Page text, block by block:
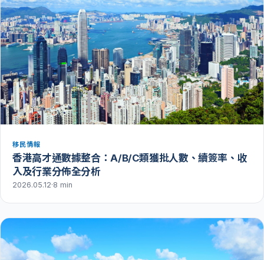
移民情報
香港高才通數據整合：A/B/C類獲批人數、續簽率、收
入及行業分佈全分析
2026.05.12·8 min